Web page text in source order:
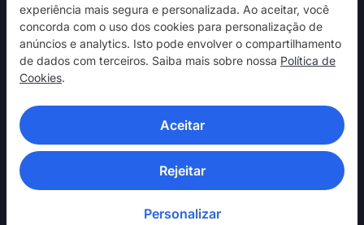
experiência mais segura e personalizada. Ao aceitar, você
concorda com o uso dos cookies para personalização de
anúncios e analytics. Isto pode envolver o compartilhamento
de dados com terceiros. Saiba mais sobre nossa Política de
Cookies.
Aceitar
Rejeitar
Personalizar
NordVPN
Interaja
Ajuda
Descubra
APLICATIVOS DE VPN
© 2026 Nord Security. Todos os direitos reservados